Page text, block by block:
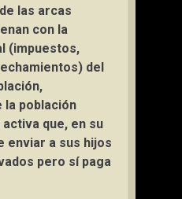
las arcas
con la
(impuestos,
del
la población
que, en su
enviar a sus hijos
pero sí paga